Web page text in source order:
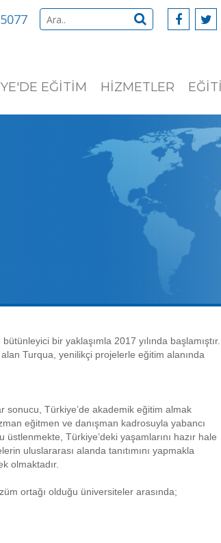
EĞİTİM HİZMETLER
bir yaklaşımla 2017 yılında başlamıştır.
Turqua, yenilikçi projelerle eğitim alanında
sonucu, Türkiye’de akademik eğitim almak
eğitmen ve danışman kadrosuyla yabancı
Türkiye’deki yaşamlarını hazır hale
uluslararası alanda tanıtımını yapmakla
olmaktadır.
ortağı olduğu üniversiteler arasında;